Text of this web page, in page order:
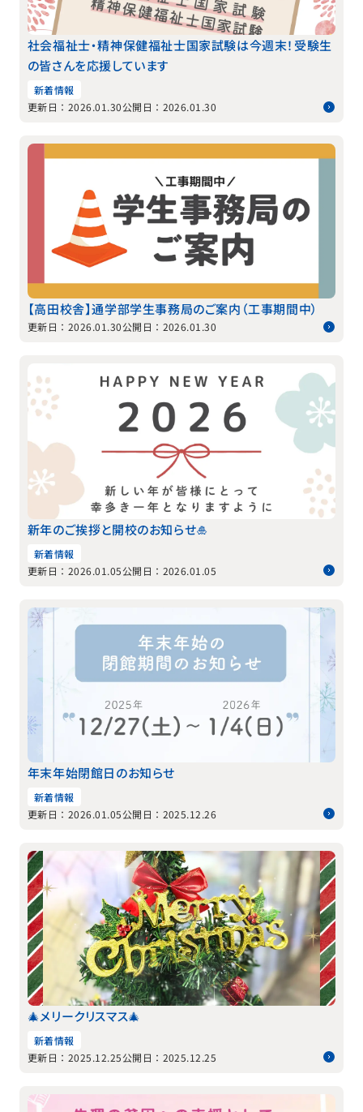
社会福祉士・精神保健福祉士国家試験は今週末！受験生
の皆さんを応援しています
新着情報
更新日：2026.01.30公開日：2026.01.30
【高田校舎】通学部学生事務局のご案内（工事期間中）
更新日：2026.01.30公開日：2026.01.30
新年のご挨拶と開校のお知らせ🎍
新着情報
更新日：2026.01.05公開日：2026.01.05
年末年始閉館日のお知らせ
新着情報
更新日：2026.01.05公開日：2025.12.26
🎄メリークリスマス🎄
新着情報
更新日：2025.12.25公開日：2025.12.25